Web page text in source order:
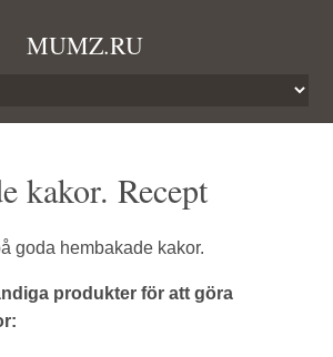
MUMZ.RU
kakor. Recept
goda hembakade kakor.
produkter för att göra